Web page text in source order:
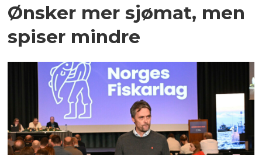
Ønsker mer sjømat, men
spiser mindre